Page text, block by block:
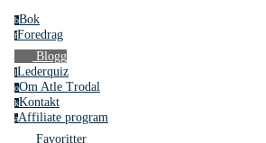
bBok
fForedrag
Blogg
lLederquiz
oOm Atle Trodal
kKontakt
aAffiliate program
Favoritter